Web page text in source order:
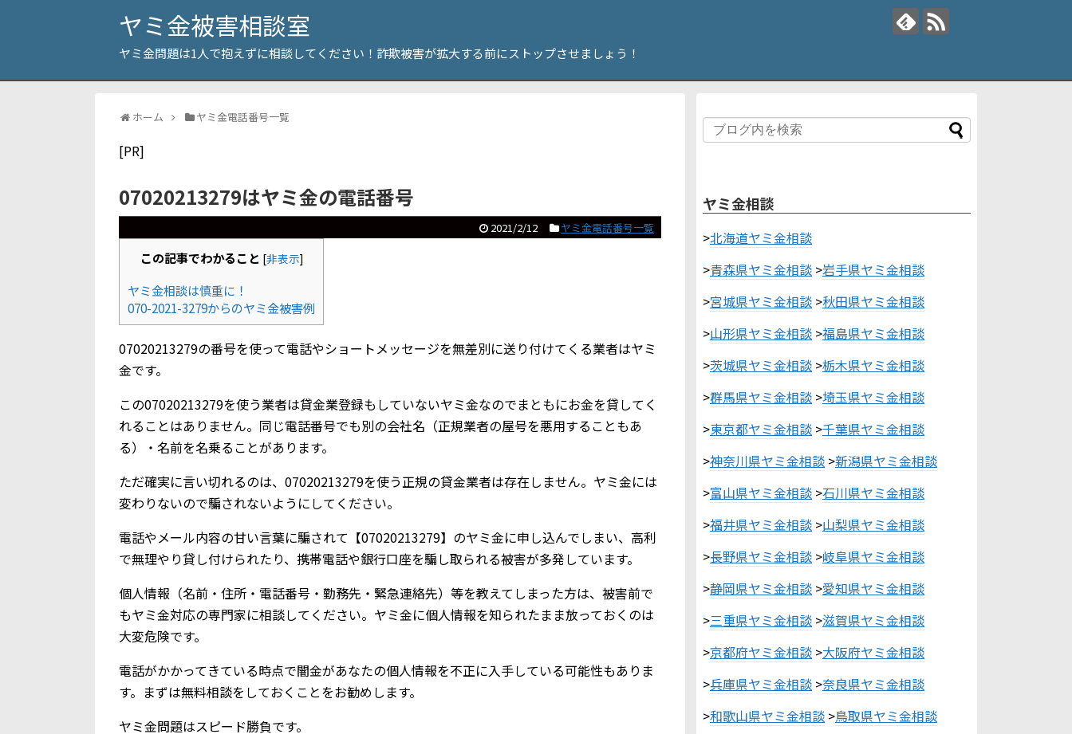
ヤミ金被害相談室
ヤミ金問題は1人で抱えずに相談してください！詐欺被害が拡大する前にストップさせましょう！
ホーム ヤミ金電話番号一覧
[PR]
07020213279はヤミ金の電話番号
2021/2/12 ヤミ金電話番号一覧
この記事でわかること [非表示]
ヤミ金相談は慎重に！
070-2021-3279からのヤミ金被害例
07020213279の番号を使って電話やショートメッセージを無差別に送り付けてくる業者はヤミ
金です。
この07020213279を使う業者は貸金業登録もしていないヤミ金なのでまともにお金を貸してく
れることはありません。同じ電話番号でも別の会社名（正規業者の屋号を悪用することもあ
る）・名前を名乗ることがあります。
ただ確実に言い切れるのは、07020213279を使う正規の貸金業者は存在しません。ヤミ金には
変わりないので騙されないようにしてください。
電話やメール内容の甘い言葉に騙されて【07020213279】のヤミ金に申し込んでしまい、高利
で無理やり貸し付けられたり、携帯電話や銀行口座を騙し取られる被害が多発しています。
個人情報（名前・住所・電話番号・勤務先・緊急連絡先）等を教えてしまった方は、被害前で
もヤミ金対応の専門家に相談してください。ヤミ金に個人情報を知られたまま放っておくのは
大変危険です。
電話がかかってきている時点で闇金があなたの個人情報を不正に入手している可能性もありま
す。まずは無料相談をしておくことをお勧めします。
ヤミ金問題はスピード勝負です。
ヤミ金相談
>北海道ヤミ金相談
>青森県ヤミ金相談 >岩手県ヤミ金相談
>宮城県ヤミ金相談 >秋田県ヤミ金相談
>山形県ヤミ金相談 >福島県ヤミ金相談
>茨城県ヤミ金相談 >栃木県ヤミ金相談
>群馬県ヤミ金相談 >埼玉県ヤミ金相談
>東京都ヤミ金相談 >千葉県ヤミ金相談
>神奈川県ヤミ金相談 >新潟県ヤミ金相談
>富山県ヤミ金相談 >石川県ヤミ金相談
>福井県ヤミ金相談 >山梨県ヤミ金相談
>長野県ヤミ金相談 >岐阜県ヤミ金相談
>静岡県ヤミ金相談 >愛知県ヤミ金相談
>三重県ヤミ金相談 >滋賀県ヤミ金相談
>京都府ヤミ金相談 >大阪府ヤミ金相談
>兵庫県ヤミ金相談 >奈良県ヤミ金相談
>和歌山県ヤミ金相談 >鳥取県ヤミ金相談